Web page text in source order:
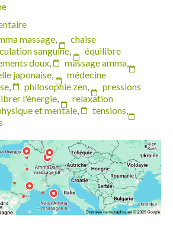
massage,
chaise
sanguine,
équilibre
doux, massage amma,
japonaise,
médecine
, philosophie zen,
pressions
l'énergie,
relaxation
et mentale, tensions,